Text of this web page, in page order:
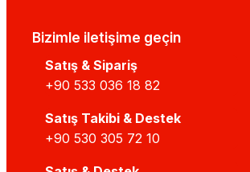
Bizimle iletişime geçin
Satış & Sipariş
+90 533 036 18 82
Satış Takibi & Destek
+90 530 305 72 10